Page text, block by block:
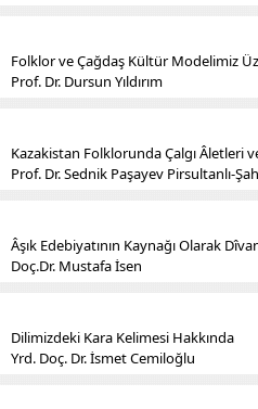
Folklor ve Çağdaş Kültür Modelimiz
Prof. Dr. Dursun Yıldırım
Kazakistan Folklorunda Çalgı Âletleri
Prof. Dr. Sednik Paşayev Pirsultanlı-
Âşık Edebiyatının Kaynağı Olarak
Doç.Dr. Mustafa İsen
Dilimizdeki Kara Kelimesi Hakkında
Yrd. Doç. Dr. İsmet Cemiloğlu